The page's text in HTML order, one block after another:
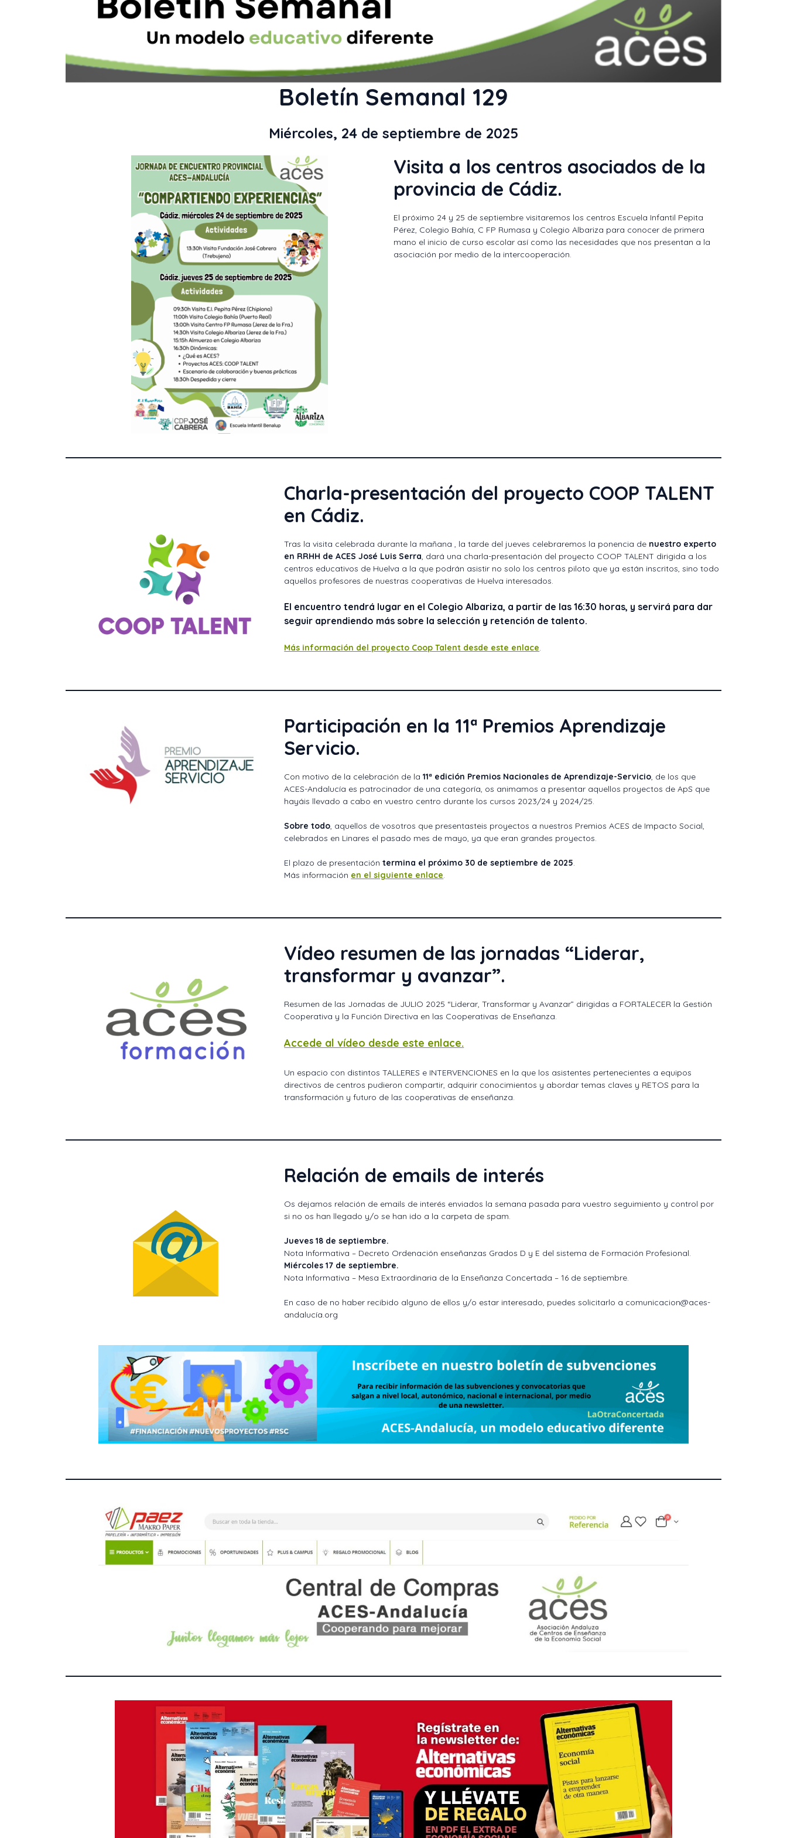
Boletín Semanal 129
Miércoles, 24 de septiembre de 2025
Visita a los centros asociados de la
provincia de Cádiz.
El próximo 24 y 25 de septiembre visitaremos los centros Escuela Infantil Pepita
Pérez, Colegio Bahía, C FP Rumasa y Colegio Albariza para conocer de primera
mano el inicio de curso escolar así como las necesidades que nos presentan a la
asociación por medio de la intercooperación.
Charla-presentación del proyecto COOP TALENT
en Cádiz.
Tras la visita celebrada durante la mañana , la tarde del jueves celebraremos la ponencia de nuestro experto
en RRHH de ACES José Luis Serra, dará una charla-presentación del proyecto COOP TALENT dirigida a los
centros educativos de Huelva a la que podrán asistir no solo los centros piloto que ya están inscritos, sino todo
aquellos profesores de nuestras cooperativas de Huelva interesados.
El encuentro tendrá lugar en el Colegio Albariza, a partir de las 16:30 horas, y servirá para dar
seguir aprendiendo más sobre la selección y retención de talento.
Más información del proyecto Coop Talent desde este enlace.
Participación en la 11ª Premios Aprendizaje
Servicio.
Con motivo de la celebración de la11ª edición Premios Nacionales de Aprendizaje-Servicio, de los que
ACES-Andalucía es patrocinador de una categoría, os animamos a presentar aquellos proyectos de ApS que
hayáis llevado a cabo en vuestro centro durante los cursos 2023/24 y 2024/25.
Sobre todo, aquellos de vosotros que presentasteis proyectos a nuestros Premios ACES de Impacto Social,
celebrados en Linares el pasado mes de mayo, ya que eran grandes proyectos.
El plazo de presentacióntermina el próximo 30 de septiembre de 2025.
Más información en el siguiente enlace.
Vídeo resumen de las jornadas “Liderar,
transformar y avanzar”.
Resumen de las Jornadas de JULIO 2025 “Liderar, Transformar y Avanzar” dirigidas a FORTALECER la Gestión
Cooperativa y la Función Directiva en las Cooperativas de Enseñanza.
Accede al vídeo desde este enlace.
Un espacio con distintos TALLERES e INTERVENCIONES en la que los asistentes pertenecientes a equipos
directivos de centros pudieron compartir, adquirir conocimientos y abordar temas claves y RETOS para la
transformación y futuro de las cooperativas de enseñanza.
Relación de emails de interés
Os dejamos relación de emails de interés enviados la semana pasada para vuestro seguimiento y control por
si no os han llegado y/o se han ido a la carpeta de spam.
Jueves 18 de septiembre.
Nota Informativa – Decreto Ordenación enseñanzas Grados D y E del sistema de Formación Profesional.
Miércoles 17 de septiembre.
Nota Informativa – Mesa Extraordinaria de la Enseñanza Concertada – 16 de septiembre.
En caso de no haber recibido alguno de ellos y/o estar interesado, puedes solicitarlo a comunicacion@aces-
andalucía.org